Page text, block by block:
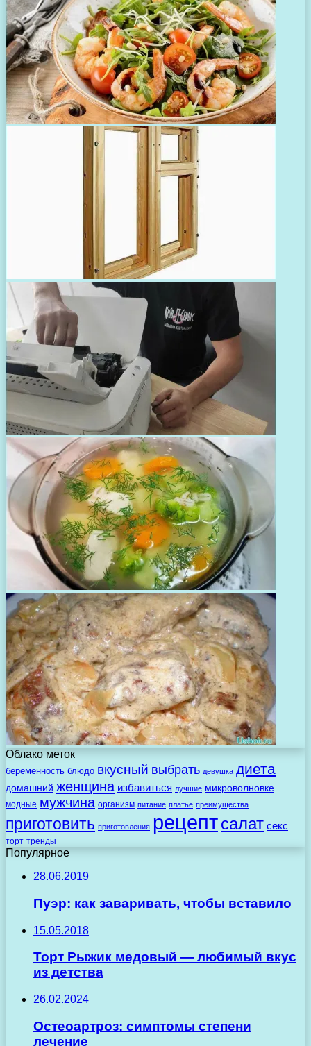
Облако меток
беременность блюдо вкусный выбрать девушка диета
домашний женщина избавиться лучшие микроволновке
модные мужчина организм питание платье преимущества
приготовить приготовления рецептсалат секс
торт тренды
Популярное
28.06.2019
Пуэр: как заваривать, чтобы вставило
15.05.2018
Торт Рыжик медовый — любимый вкус
из детства
26.02.2024
Остеоартроз: симптомы степени
лечение